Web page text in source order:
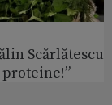
Scărlătescu